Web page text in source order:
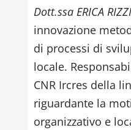
Dott.ssa ERICA
innovazione
di processi di
locale.
CNR Ircres della
riguardante la
organizzativo e